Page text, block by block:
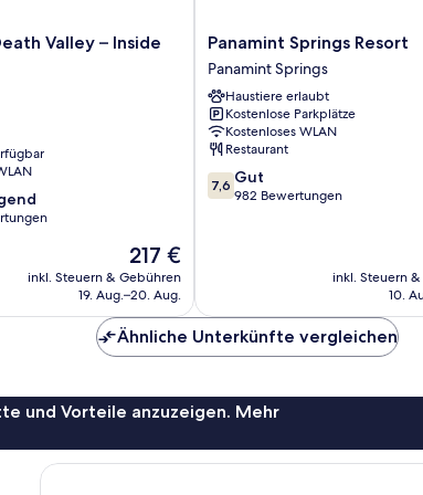
Valley – Inside
Der
Preis
beträgt
217 €
inkl. Steuern & Gebühren
19. Aug.–20. Aug.
Panamint
Springs
Resort
Panamint
Springs
Panamint Springs Resort
Panamint Springs
Haustiere erlaubt
Kostenlose Parkplätze
Kostenloses WLAN
Restaurant
7.6
von
7,6 Gut
982 Bewertungen
inkl. Steuern
10.
Ähnliche Unterkünfte vergleichen
und Vorteile anzuzeigen. Mehr